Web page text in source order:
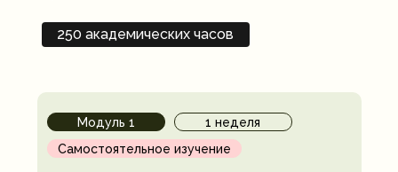
250 академических часов
Модуль 1
1 неделя
Самостоятельное изучение